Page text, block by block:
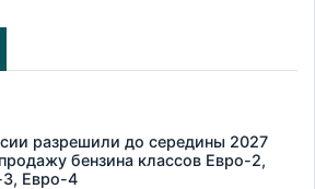
разрешили до середины 2027
бензина классов Евро-2,
Евро-4